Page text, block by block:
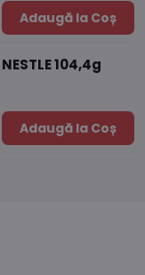
Adaugă la Coș
104,4g
Adaugă la Coș